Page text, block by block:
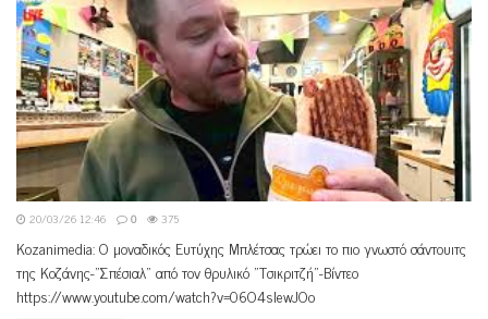
20/03/26 12:46 0 375
Kozanimedia: Ο μοναδικός Ευτύχης Μπλέτσας τρώει το πιο γνωστό σάντουιτς
της Κοζάνης-"Σπέσιαλ" από τον θρυλικό "Τσικριτζή"-Βίντεο
https://www.youtube.com/watch?v=06O4slewJOo